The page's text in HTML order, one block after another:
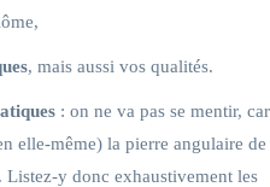
, mais aussi vos qualités.
: on ne va pas se mentir, car
elle-même) la pierre angulaire de
y donc exhaustivement les